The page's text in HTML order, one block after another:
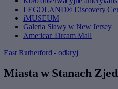
LEGOLAND® Discovery
iMUSEUM
Galeria Sławy w New Jersey
American Dream Mall
East Rutherford - odkryj
Miasta w Stanach